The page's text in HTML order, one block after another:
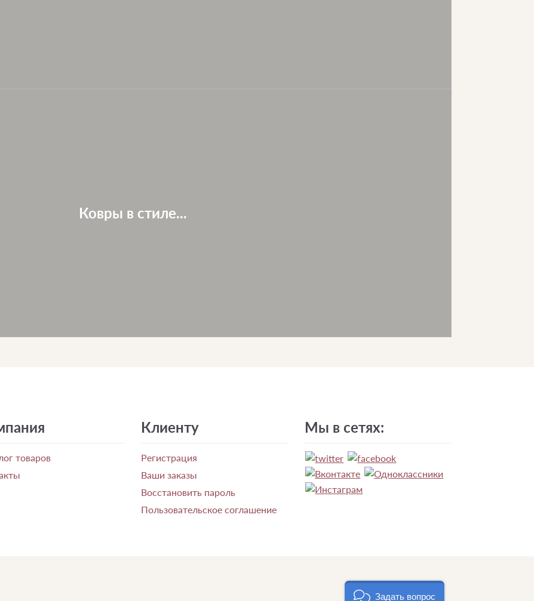
Ковры в стиле...
товаров
Клиенту
Регистрация
Ваши заказы
Восстановить пароль
Пользовательское соглашение
Мы в сетях:
Задать вопрос